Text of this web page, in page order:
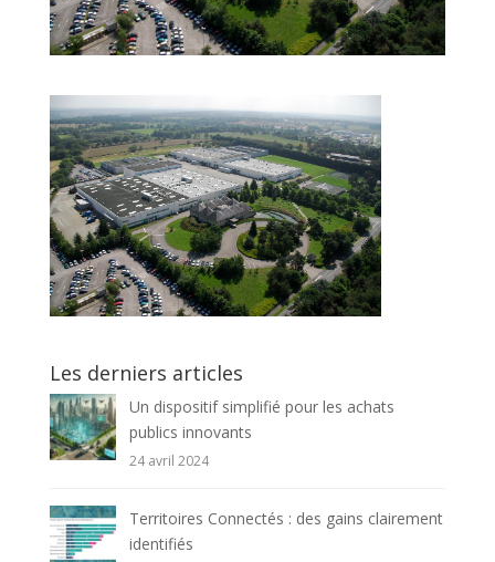
Les derniers articles
Un dispositif simplifié pour les achats
publics innovants
24 avril 2024
Territoires Connectés : des gains clairement
identifiés